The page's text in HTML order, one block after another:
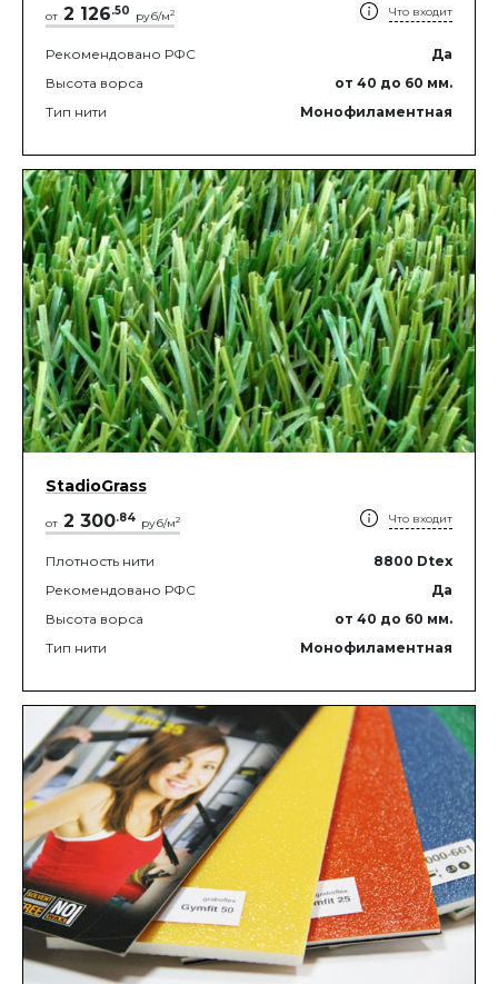
от 2 126.50 руб/м2 Что входит
Рекомендовано РФС
Да
Высота ворса
от 40 до 60 мм.
Тип нити
Монофиламентная
StadioGrass
от 2 300.84 руб/м2 Что входит
Плотность нити 8800 Dtex
Рекомендовано РФС
Да
Высота ворса
от 40 до 60 мм.
Тип нити
Монофиламентная